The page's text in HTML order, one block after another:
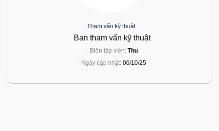
Tham vấn kỹ thuật:
Ban tham vấn kỹ thuật
· Biên tập viên: Thu
· Ngày cập nhật: 06/10/25